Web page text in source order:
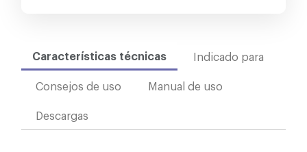
Características técnicas
Indicado para
Consejos de uso
Manual de uso
Descargas